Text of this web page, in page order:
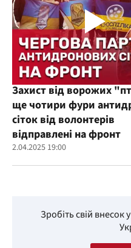
Захист від ворожих
ще чотири фури
сіток від волонтерів
відправлені на фронт
2.04.2025 19:00
Зробіть свій внесок